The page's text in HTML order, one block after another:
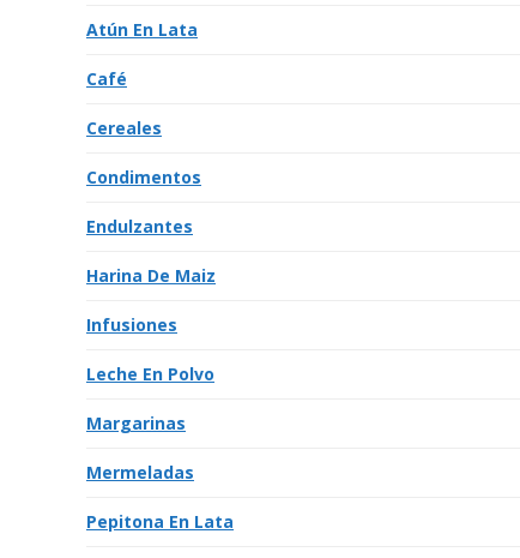
Atún En Lata
Café
Cereales
Condimentos
Endulzantes
Harina De Maiz
Infusiones
Leche En Polvo
Margarinas
Mermeladas
Pepitona En Lata